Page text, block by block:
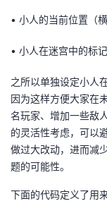
• 小人的当前位置（
• 小人在迷宫中的标
之所以单独设定小人
因为这样方便大家在
名玩家、增加一些敌
的灵活性考虑，可以
做过大改动，进而减
题的可能性。
下面的代码定义了用